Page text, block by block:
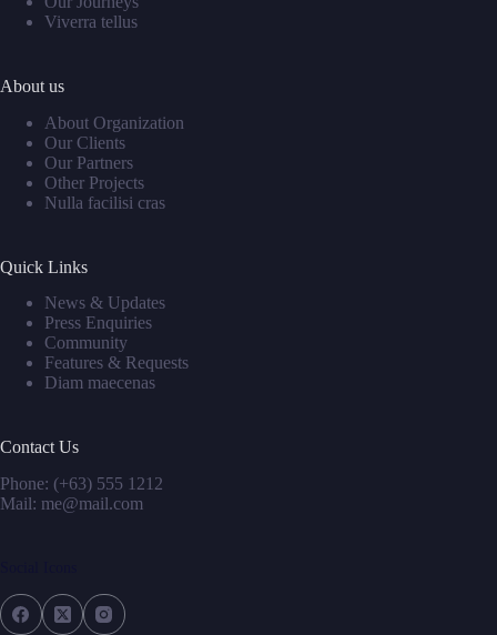
Viverra tellus
About us
About Organization
Our Clients
Our Partners
Other Projects
Nulla facilisi cras
Quick Links
News & Updates
Press Enquiries
Community
Features & Requests
Diam maecenas
Contact Us
Phone: (+63) 555 1212
Mail: me@mail.com